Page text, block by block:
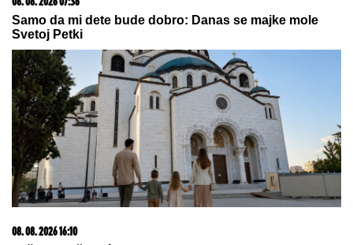
Supruga Ljubiše Samardžića NAPUSTILA
PORODIČNU KUĆU, komšije otkrile istinu o
porodici: "Javi se taj osećaj kada je vidimo u
prolazu..."
AMERIKU POTRESA SLUČAJ
"ŽIVOG DONORA":Pokušali da
uzmu organ od pacijenta koji je još